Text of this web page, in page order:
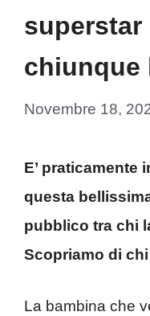
superstar
chiunque
Novembre 18,
E’ praticamente
questa
pubblico tra chi
Scopriamo di
La bambina che